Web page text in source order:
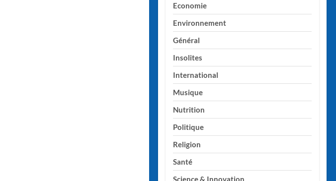
Economie
Environnement
Général
Insolites
International
Musique
Nutrition
Politique
Religion
Santé
Science & Innovation